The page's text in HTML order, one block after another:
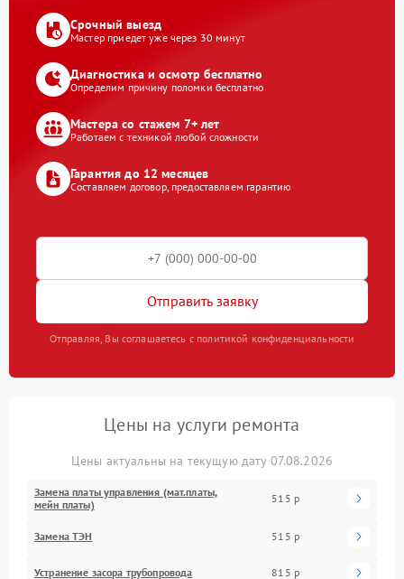
Срочный выезд
Мастер приедет уже через 30 минут
Диагностика и осмотр бесплатно
Определим причину поломки бесплатно
Мастера со стажем 7+ лет
Работаем с техникой любой сложности
Гарантия до 12 месяцев
Составляем договор, предоставляем гарантию
Отправить заявку
Отправляя, Вы соглашаетесь с политикой конфиденциальности
Цены на услуги ремонта
Цены актуальны на текущую дату 07.08.2026
Замена платы управления (мат.платы,
мейн платы)
515 р
Замена ТЭН 515 р
Устранение засора трубопровода 815 р